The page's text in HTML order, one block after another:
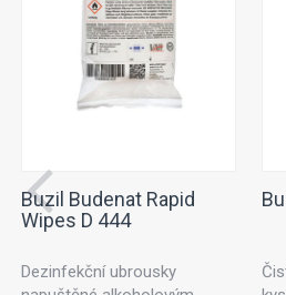
Buzil Budenat Rapid
Wipes D 444
Dezinfekční ubrousky